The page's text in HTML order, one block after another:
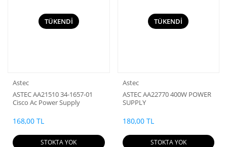
TÜKENDİ
Astec
ASTEC AA21510 34-1657-01
Cisco Ac Power Supply
168,00 TL
STOKTA YOK
TÜKENDİ
Astec
ASTEC AA22770 400W POWER
SUPPLY
180,00 TL
STOKTA YOK